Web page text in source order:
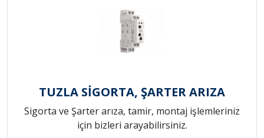
TUZLA SİGORTA, ŞARTER ARIZA
Sigorta ve Şarter arıza, tamir, montaj işlemleriniz
için bizleri arayabilirsiniz.